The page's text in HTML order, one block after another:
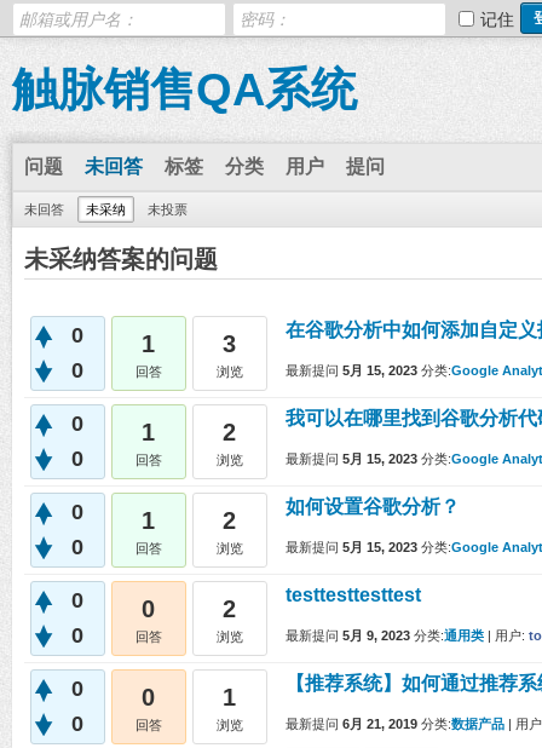
记住
触脉销售QA系统
问题 未回答 标签 分类 用户 提问
未回答 未采纳 未投票
未采纳答案的问题
0
0
1
回答
3
浏览
在谷歌分析中如何添加自定义
最新提问 5月 15, 2023 分类:Google
0
0
1
回答
2
浏览
我可以在哪里找到谷歌分析代
最新提问 5月 15, 2023 分类:Google
0
0
1
回答
2
浏览
如何设置谷歌分析？
最新提问 5月 15, 2023 分类:Google
0
0
0
回答
2
浏览
testtesttesttest
最新提问 5月 9, 2023 分类:通用类 用户:
0
0
0
回答
1
浏览
【推荐系统】如何通过推荐
最新提问 6月 21, 2019 分类:数据产品 用